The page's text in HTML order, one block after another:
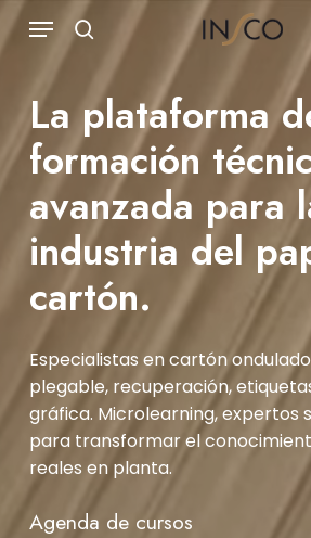
Skip
to
content
search
Menu
Compras
La plataforma
formación
avanzada para
industria del
cartón.
Especialistas en cartón
plegable, recuperación,
gráfica. Microlearning, expertos
para transformar el
reales en planta.
Agenda de cursos